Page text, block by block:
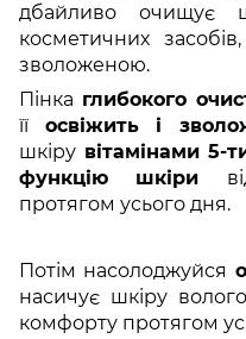
дбайливо очищує
косметичних
зволоженою.
Пінка глибокого
її освіжить і
шкіру вітамінами 5-
функцію
шкіри
протягом усього дня.
Потім насолоджуйся
насичує шкіру
комфорту протягом